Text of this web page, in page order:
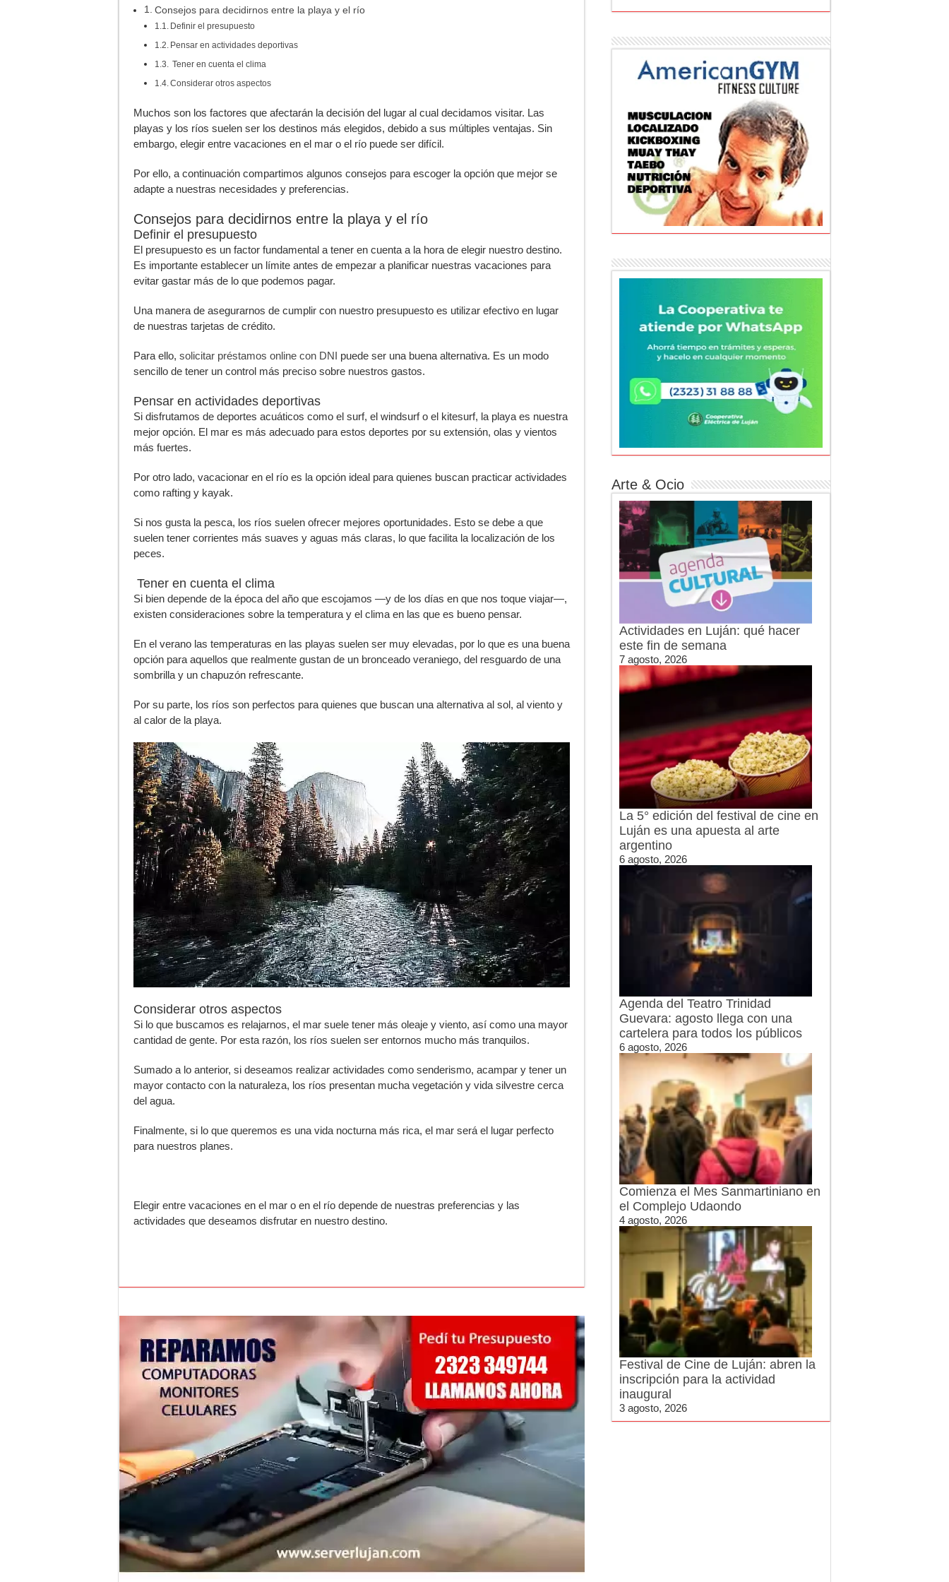
Consejos para decidirnos entre la playa y el río
Definir el presupuesto
Pensar en actividades deportivas
Tener en cuenta el clima
Considerar otros aspectos
Muchos son los factores que afectarán la decisión del lugar al cual decidamos visitar. Las
playas y los ríos suelen ser los destinos más elegidos, debido a sus múltiples ventajas. Sin
embargo, elegir entre vacaciones en el mar o el río puede ser difícil.
Por ello, a continuación compartimos algunos consejos para escoger la opción que mejor se
adapte a nuestras necesidades y preferencias.
Consejos para decidirnos entre la playa y el río
Definir el presupuesto
El presupuesto es un factor fundamental a tener en cuenta a la hora de elegir nuestro destino.
Es importante establecer un límite antes de empezar a planificar nuestras vacaciones para
evitar gastar más de lo que podemos pagar.
Una manera de asegurarnos de cumplir con nuestro presupuesto es utilizar efectivo en lugar
de nuestras tarjetas de crédito.
Para ello, solicitar préstamos online con DNI puede ser una buena alternativa. Es un modo
sencillo de tener un control más preciso sobre nuestros gastos.
Pensar en actividades deportivas
Si disfrutamos de deportes acuáticos como el surf, el windsurf o el kitesurf, la playa es nuestra
mejor opción. El mar es más adecuado para estos deportes por su extensión, olas y vientos
más fuertes.
Por otro lado, vacacionar en el río es la opción ideal para quienes buscan practicar actividades
como rafting y kayak.
Si nos gusta la pesca, los ríos suelen ofrecer mejores oportunidades. Esto se debe a que
suelen tener corrientes más suaves y aguas más claras, lo que facilita la localización de los
peces.
Tener en cuenta el clima
Si bien depende de la época del año que escojamos —y de los días en que nos toque viajar—,
existen consideraciones sobre la temperatura y el clima en las que es bueno pensar.
En el verano las temperaturas en las playas suelen ser muy elevadas, por lo que es una buena
opción para aquellos que realmente gustan de un bronceado veraniego, del resguardo de una
sombrilla y un chapuzón refrescante.
Por su parte, los ríos son perfectos para quienes que buscan una alternativa al sol, al viento y
al calor de la playa.
Considerar otros aspectos
Si lo que buscamos es relajarnos, el mar suele tener más oleaje y viento, así como una mayor
cantidad de gente. Por esta razón, los ríos suelen ser entornos mucho más tranquilos.
Sumado a lo anterior, si deseamos realizar actividades como senderismo, acampar y tener un
mayor contacto con la naturaleza, los ríos presentan mucha vegetación y vida silvestre cerca
del agua.
Finalmente, si lo que queremos es una vida nocturna más rica, el mar será el lugar perfecto
para nuestros planes.
Elegir entre vacaciones en el mar o en el río depende de nuestras preferencias y las
actividades que deseamos disfrutar en nuestro destino.
Arte & Ocio
Actividades en Luján: qué hacer
este fin de semana
7 agosto, 2026
La 5° edición del festival de cine en
Luján es una apuesta al arte
argentino
6 agosto, 2026
Agenda del Teatro Trinidad
Guevara: agosto llega con una
cartelera para todos los públicos
6 agosto, 2026
Comienza el Mes Sanmartiniano en
el Complejo Udaondo
4 agosto, 2026
Festival de Cine de Luján: abren la
inscripción para la actividad
inaugural
3 agosto, 2026